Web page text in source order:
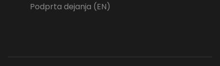
Podprta dejanja (EN)